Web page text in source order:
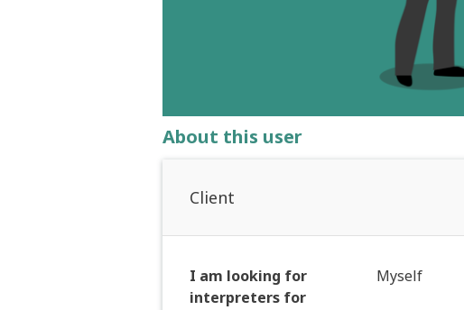
About this user
Client
I am looking for
interpreters for
Myself